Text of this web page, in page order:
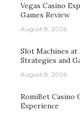
Vegas Casino
Games Review
August 8, 2026
Slot Machines at
Strategies and
August 8, 2026
RomiBet Casino
Experience